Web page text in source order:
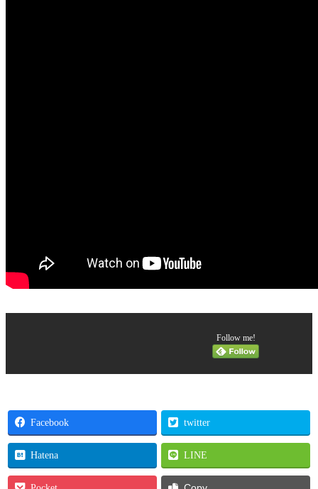
Follow me!
Facebook twitter
Hatena LINE